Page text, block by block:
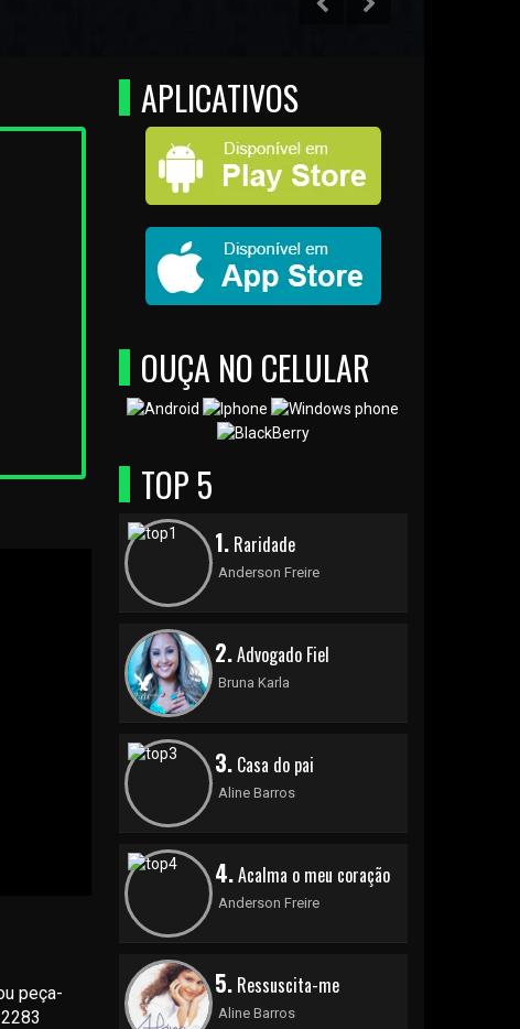
peça-
APLICATIVOS
OUÇA NO CELULAR
TOP 5
1.Raridade
Anderson Freire
2.Advogado Fiel
Bruna Karla
3.Casa do pai
Aline Barros
4.Acalma o meu coração
Anderson Freire
5.Ressuscita-me
Aline Barros